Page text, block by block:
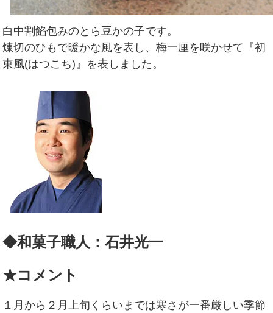
白中割餡包みのとら豆かの子です。
煉切のひもで暖かな風を表し、梅一厘を咲かせて『初
東風(はつこち)』を表しました。
◆和菓子職人：石井光一
★コメント
１月から２月上旬くらいまでは寒さが一番厳しい季節